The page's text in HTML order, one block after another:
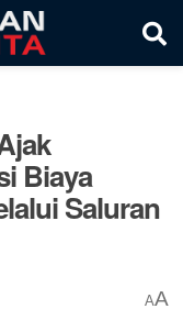
Biaya
Saluran
AA